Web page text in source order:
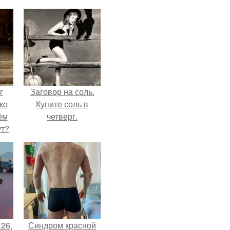
Заговор на соль.
Купите соль в
четверг.
Синдром красной